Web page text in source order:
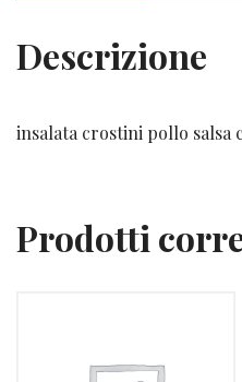
Descrizione
insalata crostini pollo salsa
Prodotti